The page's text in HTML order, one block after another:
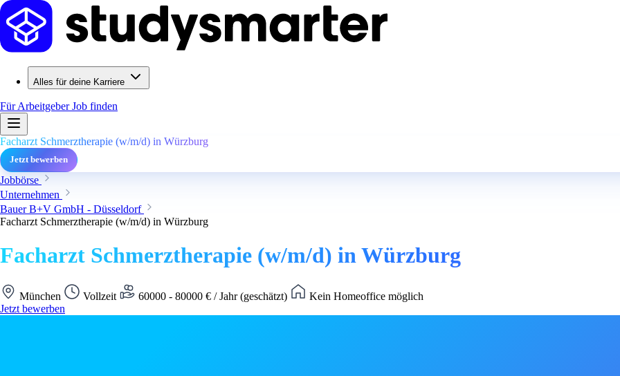
Alles für deine Karriere
Für ArbeitgeberJob finden
Facharzt Schmerztherapie (w/m/d) in Würzburg
Jetzt bewerben
Jobbörse
Unternehmen
Bauer B+V GmbH - Düsseldorf
Facharzt Schmerztherapie (w/m/d) in Würzburg
Facharzt Schmerztherapie (w/m/d) in Würzburg
München Vollzeit 60000 - 80000 € / Jahr (geschätzt)
Kein Homeoffice möglich
Jetzt bewerben